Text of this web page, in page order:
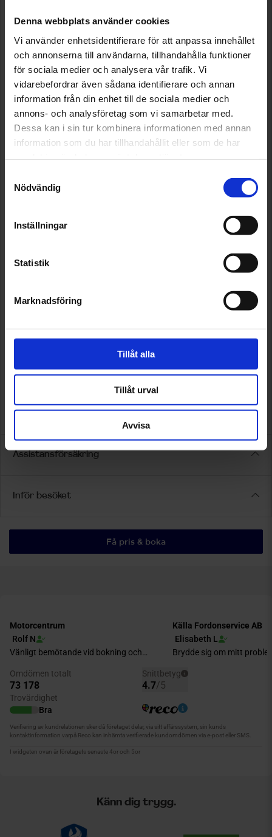
Denna webbplats använder cookies
Vi använder enhetsidentifierare för att anpassa innehållet
och annonserna till användarna, tillhandahålla funktioner
för sociala medier och analysera vår trafik. Vi
vidarebefordrar även sådana identifierare och annan
information från din enhet till de sociala medier och
annons- och analysföretag som vi samarbetar med.
Dessa kan i sin tur kombinera informationen med annan
information som du har tillhandahållit eller som de har
Nödvändig
Inställningar
Statistik
Marknadsföring
Tillåt alla
Tillåt urval
Avvisa
Assistansförsäkring
Inför besöket
Få pris & boka
Känn dig trygg.